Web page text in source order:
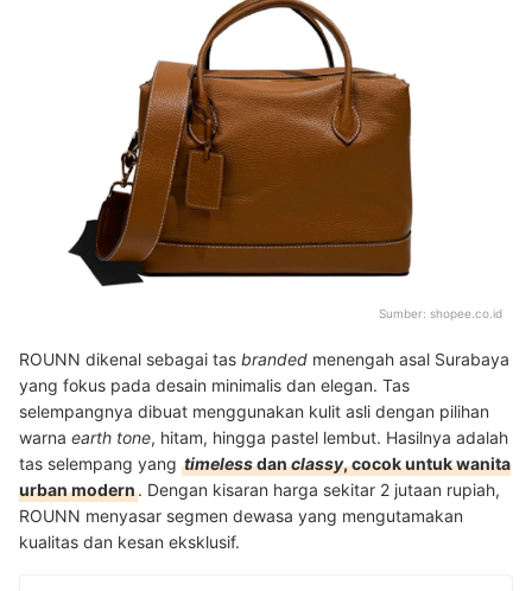
Sumber: shopee.co.id
ROUNN dikenal sebagai tas branded menengah asal Surabaya
yang fokus pada desain minimalis dan elegan. Tas
selempangnya dibuat menggunakan kulit asli dengan pilihan
warna earth tone, hitam, hingga pastel lembut. Hasilnya adalah
tas selempang yang timelessdanclassy, cocok untuk wanita
urban modern. Dengan kisaran harga sekitar 2 jutaan rupiah,
ROUNN menyasar segmen dewasa yang mengutamakan
kualitas dan kesan eksklusif.